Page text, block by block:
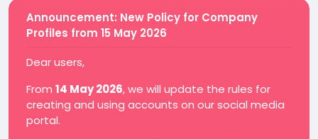
Announcement: New Policy for Company
Profiles from 15 May 2026
Dear users,
From 14 May 2026, we will update the rules for
creating and using accounts on our social media
portal.